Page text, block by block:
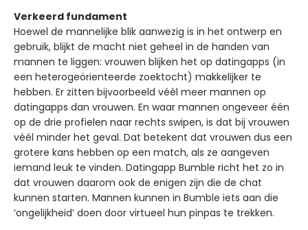
Verkeerd fundament
Hoewel de mannelijke blik aanwezig is in het ontwerp en
gebruik, blijkt de macht niet geheel in de handen van
mannen te liggen: vrouwen blijken het op datingapps (in
een heterogeörienteerde zoektocht) makkelijker te
hebben. Er zitten bijvoorbeeld véél meer mannen op
datingapps dan vrouwen. En waar mannen ongeveer één
op de drie profielen naar rechts swipen, is dat bij vrouwen
véél minder het geval. Dat betekent dat vrouwen dus een
grotere kans hebben op een match, als ze aangeven
iemand leuk te vinden. Datingapp Bumble richt het zo in
dat vrouwen daarom ook de enigen zijn die de chat
kunnen starten. Mannen kunnen in Bumble iets aan die
‘ongelijkheid’ doen door virtueel hun pinpas te trekken.